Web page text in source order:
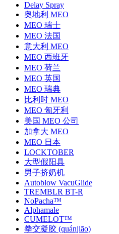
Delay Spray
奥地利 MEO
MEO 瑞士
MEO 法国
意大利 MEO
MEO 西班牙
MEO 荷兰
MEO 英国
MEO 瑞典
比利时 MEO
MEO 匈牙利
美国 MEO 公司
加拿大 MEO
MEO 日本
LOCKTOBER
大型假阳具
男子挤奶机
Autoblow VacuGlide
TREMBLR BT-R
NoPacha™
Alphamale
CUMELOT™
拳交凝胶 (quánjiāo)